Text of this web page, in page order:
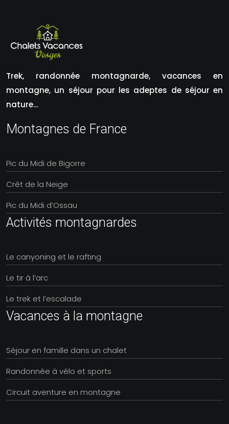
Trek, randonnée montagnarde, vacances en
montagne, un séjour pour les adeptes de séjour en
nature…
Montagnes de France
Pic du Midi de Bigorre
Crêt de la Neige
Pic du Midi d’Ossau
Activités montagnardes
Le canyoning et le rafting
Le tir à l’arc
Le trek et l’escalade
Vacances à la montagne
Séjour en famille dans un chalet
Randonnée à vélo et sports
Circuit aventure en montagne